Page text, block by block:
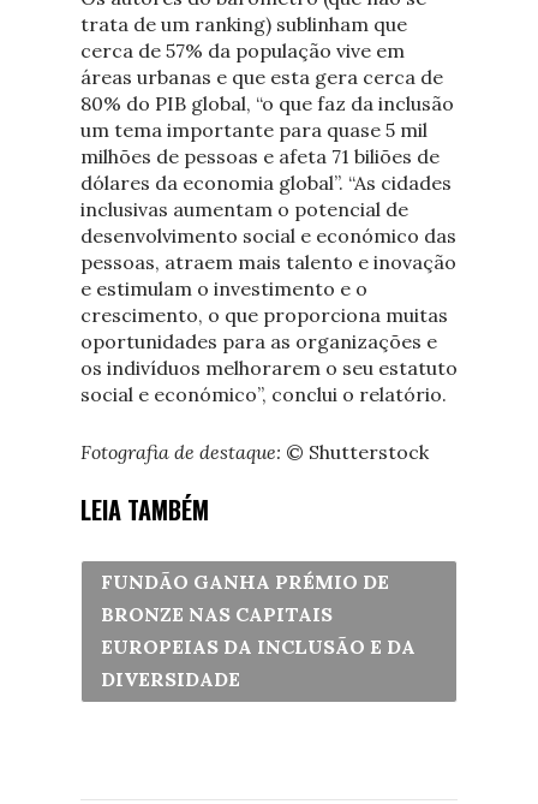
trata de um ranking) sublinham que
cerca de 57% da população vive em
áreas urbanas e que esta gera cerca de
80% do PIB global, “o que faz da inclusão
um tema importante para quase 5 mil
milhões de pessoas e afeta 71 biliões de
dólares da economia global”. “As cidades
inclusivas aumentam o potencial de
desenvolvimento social e económico das
pessoas, atraem mais talento e inovação
e estimulam o investimento e o
crescimento, o que proporciona muitas
oportunidades para as organizações e
os indivíduos melhorarem o seu estatuto
social e económico”, conclui o relatório.
Fotografia de destaque: © Shutterstock
LEIA TAMBÉM
FUNDÃO GANHA PRÉMIO DE
BRONZE NAS CAPITAIS
EUROPEIAS DA INCLUSÃO E DA
DIVERSIDADE